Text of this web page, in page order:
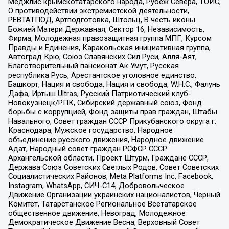
О противодействии экстремистской деятельности,
РЕВТАТПОД, Артподготовка, Штольц, В честь иконы
Божией Матери Державная, Сектор 16, Независимость,
Фирма, Молодежная правозащитная группа МПГ, Курсом
Правды и Единения, Каракольская инициативная группа,
Автоград Крю, Союз Славянских Сил Руси, Алля-Аят,
Благотворительный пансионат Ак Умут, Русская
республика Русь, Арестантское уголовное единство,
Башкорт, Нация и свобода, Нация и свобода, W.H.С., Фалунь
Дафа, Иртыш Ultras, Русский Патриотический клуб-
Новокузнецк/РПК, Сибирский державный союз, Фонд
борьбы с коррупцией, Фонд защиты прав граждан, Штабы
Навального, Совет граждан СССР Прикубанского округа г.
Краснодара, Мужское государство, Народное
объединение русского движения, Народное движение
Адат, Народный совет граждан РСФСР СССР
Архангельской области, Проект Штурм, Граждане СССР,
Держава Союз Советских Светлых Родов, Совет Советских
Социалистических Районов, Meta Platforms Inc, Facebook,
Instagram, WhatsApp, СИЧ-С14, Добровольческое
Движение Организации украинских националистов, Черный
Комитет, Татарстанское Региональное Всетатарское
общественное движение, Невоград, Молодежное
Демократическое Движение Весна, Верховный Совет